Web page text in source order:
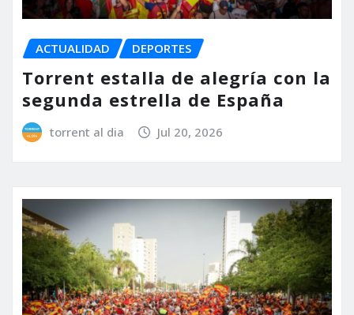
ACTUALIDAD DEPORTES
Torrent estalla de alegría con la
segunda estrella de España
torrent al dia Jul 20, 2026